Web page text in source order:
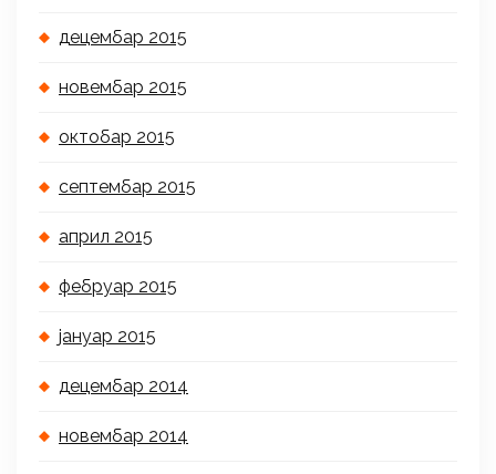
децембар 2015
новембар 2015
октобар 2015
септембар 2015
април 2015
фебруар 2015
јануар 2015
децембар 2014
новембар 2014